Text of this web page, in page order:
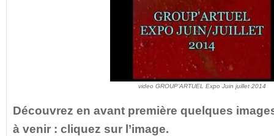
video GROUP’ARTUEL Expo Juin juillet 2014
Découvrez en avant première quelques
à venir : cliquez sur l’image.